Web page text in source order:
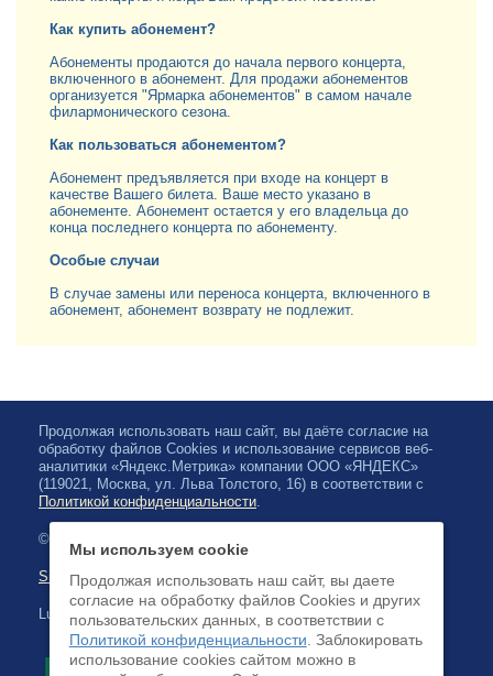
Как купить абонемент?
Абонементы продаются до начала первого концерта,
включенного в абонемент. Для продажи абонементов
организуется "Ярмарка абонементов" в самом начале
филармонического сезона.
Как пользоваться абонементом?
Абонемент предъявляется при входе на концерт в
качестве Вашего билета. Ваше место указано в
абонементе. Абонемент остается у его владельца до
конца последнего концерта по абонементу.
Особые случаи
В случае замены или переноса концерта, включенного в
абонемент, абонемент возврату не подлежит.
Продолжая использовать наш сайт, вы даёте согласие на
обработку файлов Cookies и использование сервисов веб-
аналитики «Яндекс.Метрика» компании ООО «ЯНДЕКС»
(119021, Москва, ул. Льва Толстого, 16) в соответствии с
Политикой конфиденциальности.
© 2026, Karjalan valtionfilharmonia
Sivuston kartta
Luottokortilla maksaminen on saatavilla
Мы используем cookie
Продолжая использовать наш сайт, вы даете
согласие на обработку файлов Cookies и других
пользовательских данных, в соответствии с
Политикой конфиденциальности . Заблокировать
использование cookies сайтом можно в